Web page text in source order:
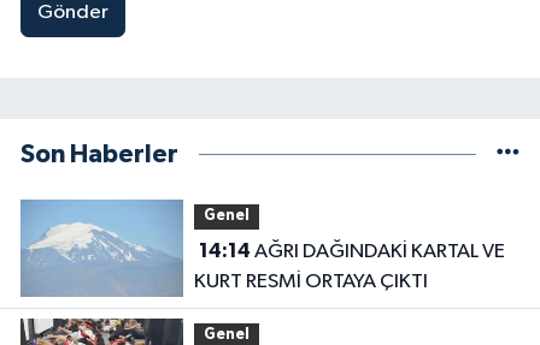
Gönder
Son Haberler
Genel
14:14
KURT RESMİ ORTAYA ÇIKTI
Genel